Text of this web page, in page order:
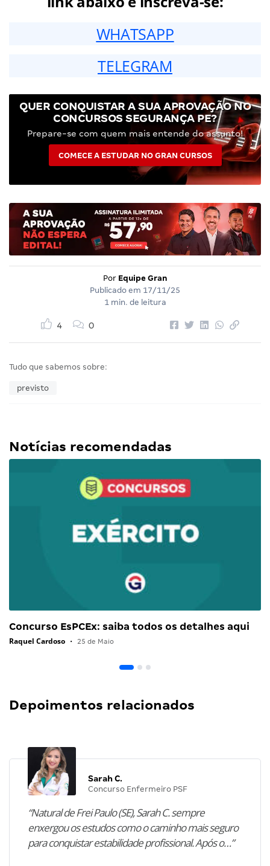
WHATSAPP
TELEGRAM
QUER CONQUISTAR A SUA APROVAÇÃO NO
CONCURSOS SEGURANÇA PE?
Prepare-se com quem mais entende do assunto!
COMECE A ESTUDAR NO GRAN CURSOS
Por Equipe Gran
Publicado em 17/11/25
1 min. de leitura
4 0
Tudo que sabemos sobre:
previsto
Notícias recomendadas
Concurso EsPCEx: saiba todos os detalhes aqui
Raquel Cardoso • 25 de Maio
Depoimentos relacionados
Sarah C.
Concurso Enfermeiro PSF
“Natural de Frei Paulo (SE), Sarah C. sempre
enxergou os estudos como o caminho mais seguro
para conquistar estabilidade profissional. Após o…”